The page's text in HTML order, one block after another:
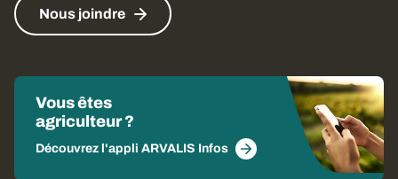
Nous joindre
Vous êtes
agriculteur ?
Découvrez l'appli ARVALIS Infos